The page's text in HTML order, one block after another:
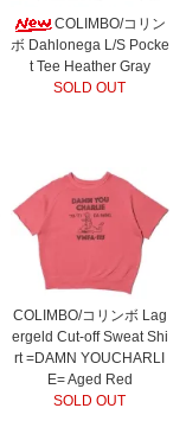
COLIMBO/コリン
ボ Dahlonega L/S Pocke
t Tee Heather Gray
SOLD OUT
COLIMBO/コリンボ Lag
ergeld Cut-off Sweat Shi
rt =DAMN YOUCHARLI
E= Aged Red
SOLD OUT